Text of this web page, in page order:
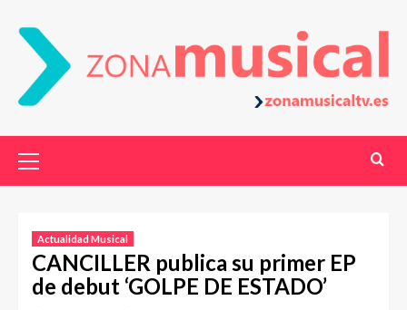
Actualidad Musical
CANCILLER publica su primer EP
de debut ‘GOLPE DE ESTADO’